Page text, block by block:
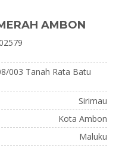
AMBON
003 Tanah Rata Batu
Sirimau
Kota Ambon
Maluku